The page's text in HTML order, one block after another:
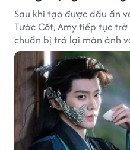
Sau khi tạo được dấu ấn
Tước Cốt, Amy tiếp tục
chuẩn bị trở lại màn ảnh
Phổ.